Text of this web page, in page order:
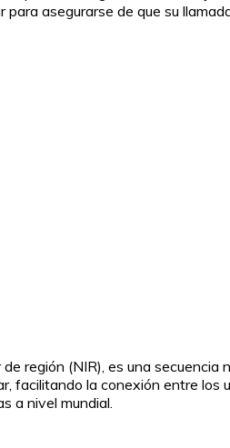
asegurarse de que su
región (NIR), es una secuencia
facilitando la conexión entre
a nivel mundial.